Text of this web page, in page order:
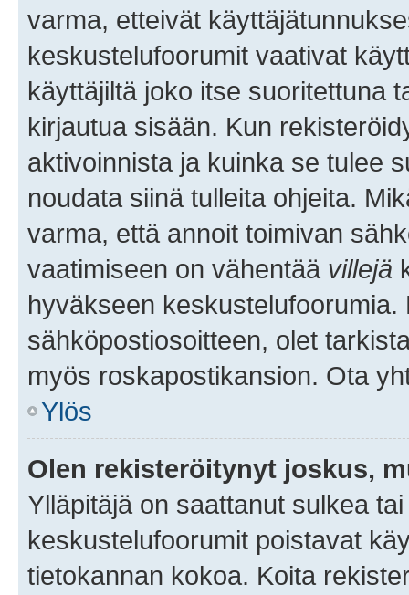
varma, etteivät
keskustelufoorumit vaativat
käyttäjiltä joko itse suoritettuna
kirjautua sisään. Kun
aktivoinnista ja kuinka se tulee
noudata siinä tulleita ohjeita.
varma, että annoit toimivan
vaatimiseen on vähentää villejä
hyväkseen
sähköpostiosoitteen, olet
myös roskapostikansion. Ota
Ylös
Olen rekisteröitynyt joskus,
Ylläpitäjä on saattanut sulkea
keskustelufoorumit poistavat
tietokannan kokoa. Koita